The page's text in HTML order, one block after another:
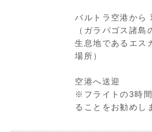
バルトラ空港から
（ガラパゴス諸
生息地であるエス
場所）
空港へ送迎
※フライトの3時
ることをお勧めし